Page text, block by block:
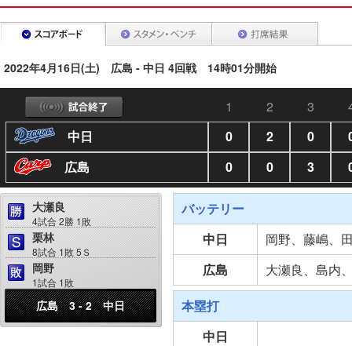
2022年4月16日(土) 広島 - 中日 4回戦 14時01分開始
1 2 3
中日
0 2 0
広島
0 0 3
大瀬良
4試合 2勝 1敗
栗林
8試合 1敗 5Ｓ
岡野
1試合 1敗
広島 3 - 2 中日
バッテリー
中日
岡野、藤嶋、
広島
大瀬良、島内
本塁打
中日